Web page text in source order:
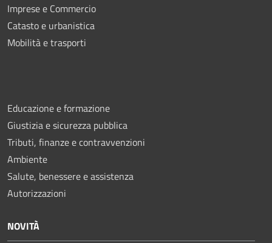
Imprese e Commercio
Catasto e urbanistica
Mobilità e trasporti
Educazione e formazione
Giustizia e sicurezza pubblica
Tributi, finanze e contravvenzioni
Ambiente
Salute, benessere e assistenza
Autorizzazioni
NOVITÀ